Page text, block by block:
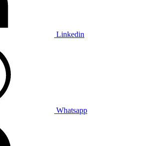
Linkedin
Whatsapp